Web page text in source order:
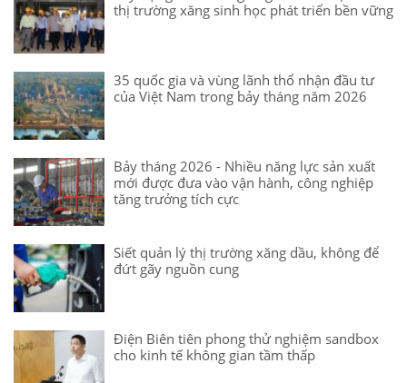
thị trường xăng sinh học phát triển bền vững
35 quốc gia và vùng lãnh thổ nhận đầu tư
của Việt Nam trong bảy tháng năm 2026
Bảy tháng 2026 - Nhiều năng lực sản xuất
mới được đưa vào vận hành, công nghiệp
tăng trưởng tích cực
Siết quản lý thị trường xăng dầu, không để
đứt gãy nguồn cung
Điện Biên tiên phong thử nghiệm sandbox
cho kinh tế không gian tầm thấp